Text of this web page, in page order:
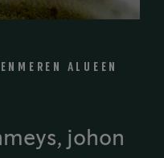
ALUEEN
johon